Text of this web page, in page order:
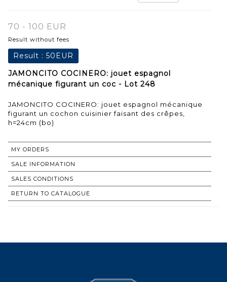
70 - 100 EUR
Result without fees
Result : 50EUR
JAMONCITO COCINERO: jouet espagnol
mécanique figurant un coc - Lot 248
JAMONCITO COCINERO: jouet espagnol mécanique
figurant un cochon cuisinier faisant des crêpes,
h=24cm (bo)
MY ORDERS
SALE INFORMATION
SALES CONDITIONS
RETURN TO CATALOGUE